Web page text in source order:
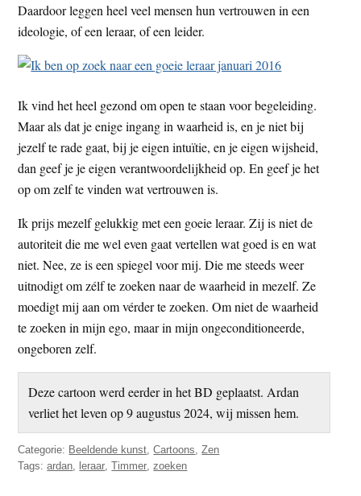
Daardoor leggen heel veel mensen hun vertrouwen in een
ideologie, of een leraar, of een leider.
Ik vind het heel gezond om open te staan voor begeleiding.
Maar als dat je enige ingang in waarheid is, en je niet bij
jezelf te rade gaat, bij je eigen intuïtie, en je eigen wijsheid,
dan geef je je eigen verantwoordelijkheid op. En geef je het
op om zelf te vinden wat vertrouwen is.
Ik prijs mezelf gelukkig met een goeie leraar. Zij is niet de
autoriteit die me wel even gaat vertellen wat goed is en wat
niet. Nee, ze is een spiegel voor mij. Die me steeds weer
uitnodigt om zélf te zoeken naar de waarheid in mezelf. Ze
moedigt mij aan om vérder te zoeken. Om niet de waarheid
te zoeken in mijn ego, maar in mijn ongeconditioneerde,
ongeboren zelf.
Deze cartoon werd eerder in het BD geplaatst. Ardan
verliet het leven op 9 augustus 2024, wij missen hem.
Categorie: Beeldende kunst,Cartoons,Zen
Tags:ardan, leraar,Timmer,zoeken